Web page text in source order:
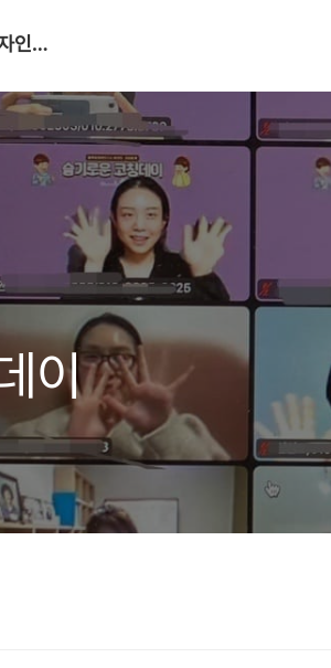
B:Origin_자기다움을 디자인합니다
이